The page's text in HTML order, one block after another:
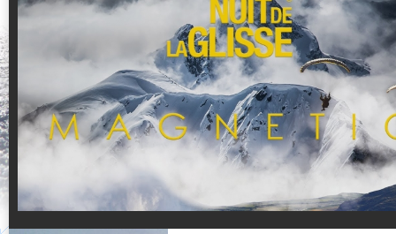
Aujourd'hui : T° Min : °C T° Max :°C
Suivez en direct l'actualité des stations